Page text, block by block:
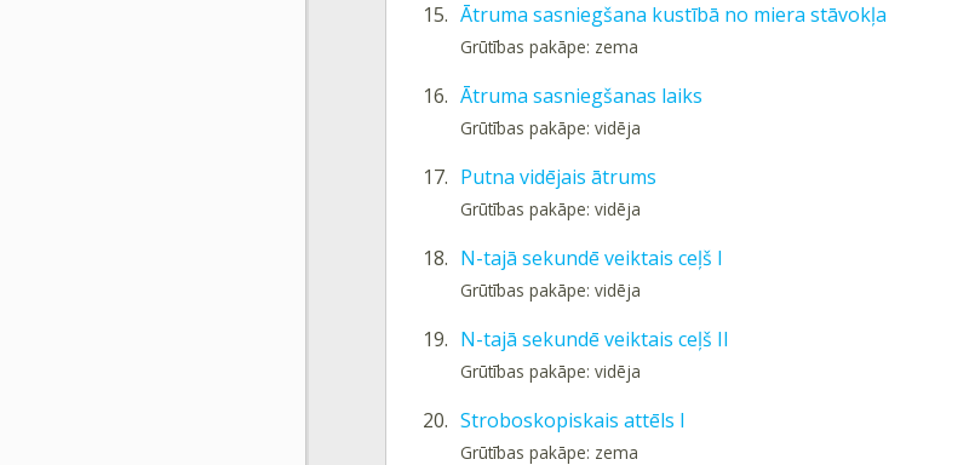
15. Ātruma sasniegšana kustībā no miera stāvokļa
Grūtības pakāpe: zema
16. Ātruma sasniegšanas laiks
Grūtības pakāpe: vidēja
17. Putna vidējais ātrums
Grūtības pakāpe: vidēja
18. N-tajā sekundē veiktais ceļš I
Grūtības pakāpe: vidēja
19. N-tajā sekundē veiktais ceļš II
Grūtības pakāpe: vidēja
20. Stroboskopiskais attēls I
Grūtības pakāpe: zema